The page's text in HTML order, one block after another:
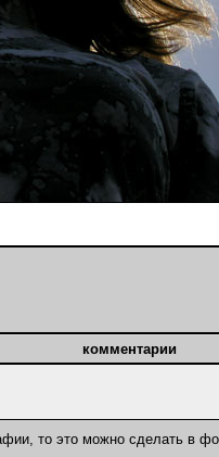
комментарии
то это можно сделать в